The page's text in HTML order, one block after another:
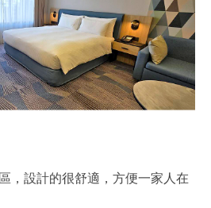
，設計的很舒適，方便一家人在